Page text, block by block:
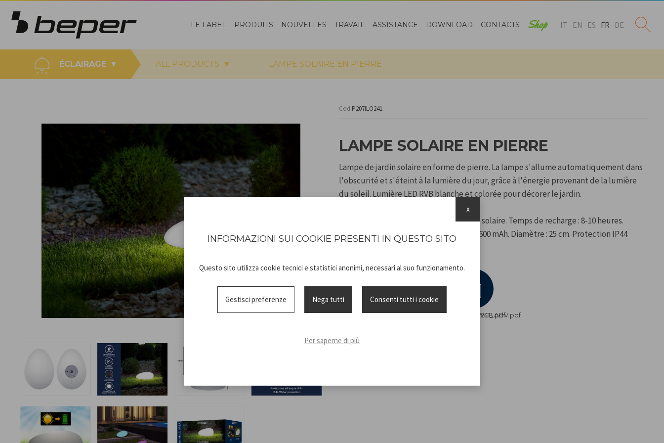
LE LABEL PRODUITS NOUVELLES TRAVAIL ASSISTANCE DOWNLOAD CONTACTS Shop IT EN ES FR DE
ÉCLAIRAGE ALL PRODUCTS LAMPE SOLAIRE EN PIERRE
Cod P207ILO241
LAMPE SOLAIRE EN PIERRE
Lampe de jardin solaire en forme de pierre. La lampe s'allume automatiquement dans
l'obscurité et s'éteint à la lumière du jour, grâce à l'énergie provenant de la lumière
du soleil. Lumière LED RVB blanche et colorée pour décorer le jardin.
Corps en plastique, recharge à l'énergie solaire. Temps de recharge : 8-10 heures.
Autonomie : 6-8 heures. Batterie Ni-Mh 600 mAh. Diamètre : 25 cm. Protection IP44
Technical
P207ILO241_ISTRUZIONI_WEB.pdf
P207ILO241_ADV.pdf
INFORMAZIONI SUI COOKIE PRESENTI IN QUESTO SITO
Questo sito utilizza cookie tecnici e statistici anonimi, necessari al suo funzionamento.
Gestisci preferenze Nega tutti Consenti tutti i cookie
Per saperne di più
x